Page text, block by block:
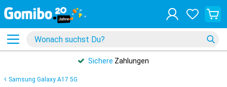
Sichere Zahlungen
Samsung Galaxy A17 5G